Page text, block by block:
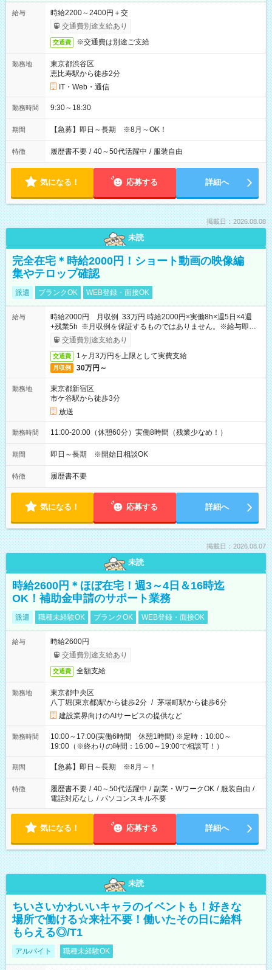
給与
時給2200～2400円＋交
交通費別途支給あり
交通費 ※交通費は別途ご支給
勤務地
東京都渋谷区
恵比寿駅から徒歩2分
IT・Web・通信
勤務時間 9:30～18:30
期間 【急募】即日～長期 ※8月～OK！
特徴 履歴書不要 / 40～50代活躍中 / 服装自由
気になる！ 応募する 詳細へ
掲載日：2026.08.08
未読
完全在宅＊時給2000円！ショート動画の映像編
集やテロップ確認
派遣 ブランクOK WEB登録・面接OK
給与
時給2000円 月収例 33万円 時給2000円×実働8h×週5日×4週
+残業5h ※月収例を保証するものではありません。※給与即受
取りサービス利用可（利用条件有）
交通費別途支給あり
交通費 1ヶ月3万円を上限として実費支給
月収例 30万円～
勤務地
東京都新宿区
市ケ谷駅から徒歩3分
放送
勤務時間 11:00-20:00（休憩60分）実働8時間（残業少なめ！）
期間 即日～長期 ※開始日相談OK
特徴 履歴書不要
気になる！ 応募する 詳細へ
掲載日：2026.08.07
未読
時給2600円＊ほぼ在宅！週3～4日＆16時迄
OK！補助金申請のサポート業務
派遣 職種未経験OK ブランクOK WEB登録・面接OK
給与
時給2600円
交通費別途支給あり
交通費 全額支給
勤務地
東京都中央区
八丁堀(東京都)駅から徒歩2分 / 茅場町駅から徒歩6分
建設業界向けのAIサービスの提供など
勤務時間
10:00～17:00(実働6時間 休憩1時間) ※定時：10:00～
19:00（※終わりの時間：16:00～19:00で相談可！）
期間 【急募】即日～長期 ※8月～！
特徴 履歴書不要 / 40～50代活躍中 / 副業・WワークOK / 服装自由 /
電話対応なし / パソコンスキル不要
気になる！ 応募する 詳細へ
未読
ちいさいかわいいキャラのイベントも！好きな
場所で働ける☆来社不要！働いたその日に給料
もらえる◎/T1
アルバイト 職種未経験OK